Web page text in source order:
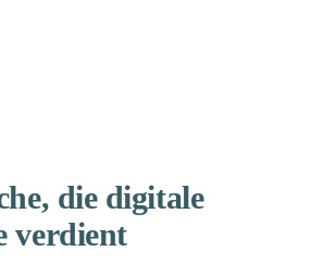
die digitale
verdient